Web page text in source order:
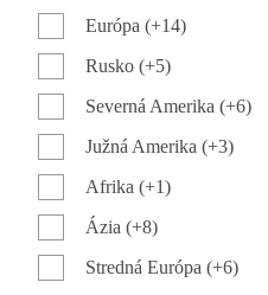
Európa (+14)
Rusko (+5)
Severná Amerika (+6)
Južná Amerika (+3)
Afrika (+1)
Ázia (+8)
Stredná Európa (+6)